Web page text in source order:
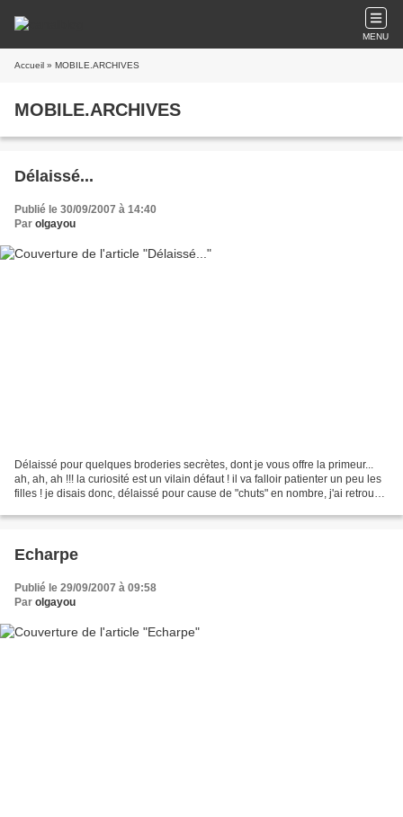
MENU
Accueil » MOBILE.ARCHIVES
MOBILE.ARCHIVES
Délaissé...
Publié le 30/09/2007 à 14:40
Par olgayou
Délaissé pour quelques broderies secrètes, dont je vous offre la primeur...
ah, ah, ah !!! la curiosité est un vilain défaut ! il va falloir patienter un peu les
filles ! je disais donc, délaissé pour cause de "chuts" en nombre, j'ai retrouvé,
Echarpe
Publié le 29/09/2007 à 09:58
Par olgayou